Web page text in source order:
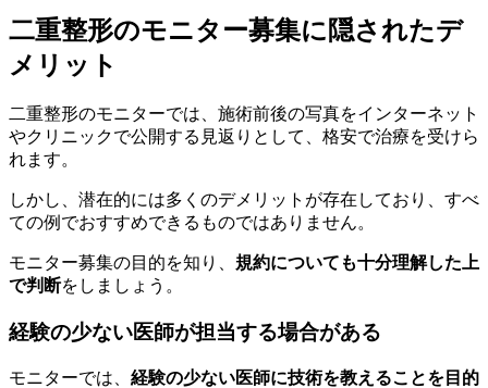
二重整形のモニター募集に隠されたデ
メリット
二重整形のモニターでは、施術前後の写真をインターネット
やクリニックで公開する見返りとして、格安で治療を受けら
れます。
しかし、潜在的には多くのデメリットが存在しており、すべ
ての例でおすすめできるものではありません。
モニター募集の目的を知り、 規約についても十分理解した上
で判断をしましょう。
経験の少ない医師が担当する場合がある
モニターでは、 経験の少ない医師に技術を教えることを目的